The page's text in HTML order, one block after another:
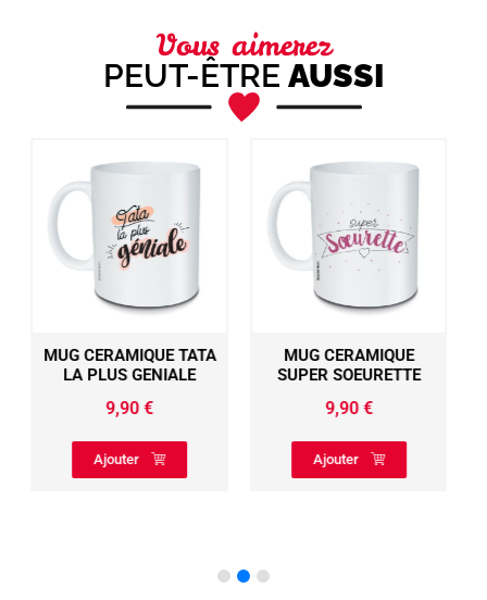
Vous aimerez
PEUT-ÊTRE AUSSI
MUG CERAMIQUE
SUPER SOEURETTE
9,90
Ajouter
SHOOTER CHUPITO
BOUCHE ELARGIE
TELECABINE ROUGE
6,20